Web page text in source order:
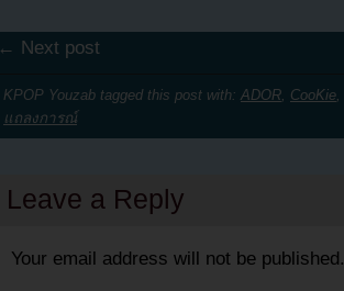
← Next post
KPOP Youzab tagged this post with: ADOR CooKie
แถลงการณ์
Leave a Reply
Your email address will not be published.